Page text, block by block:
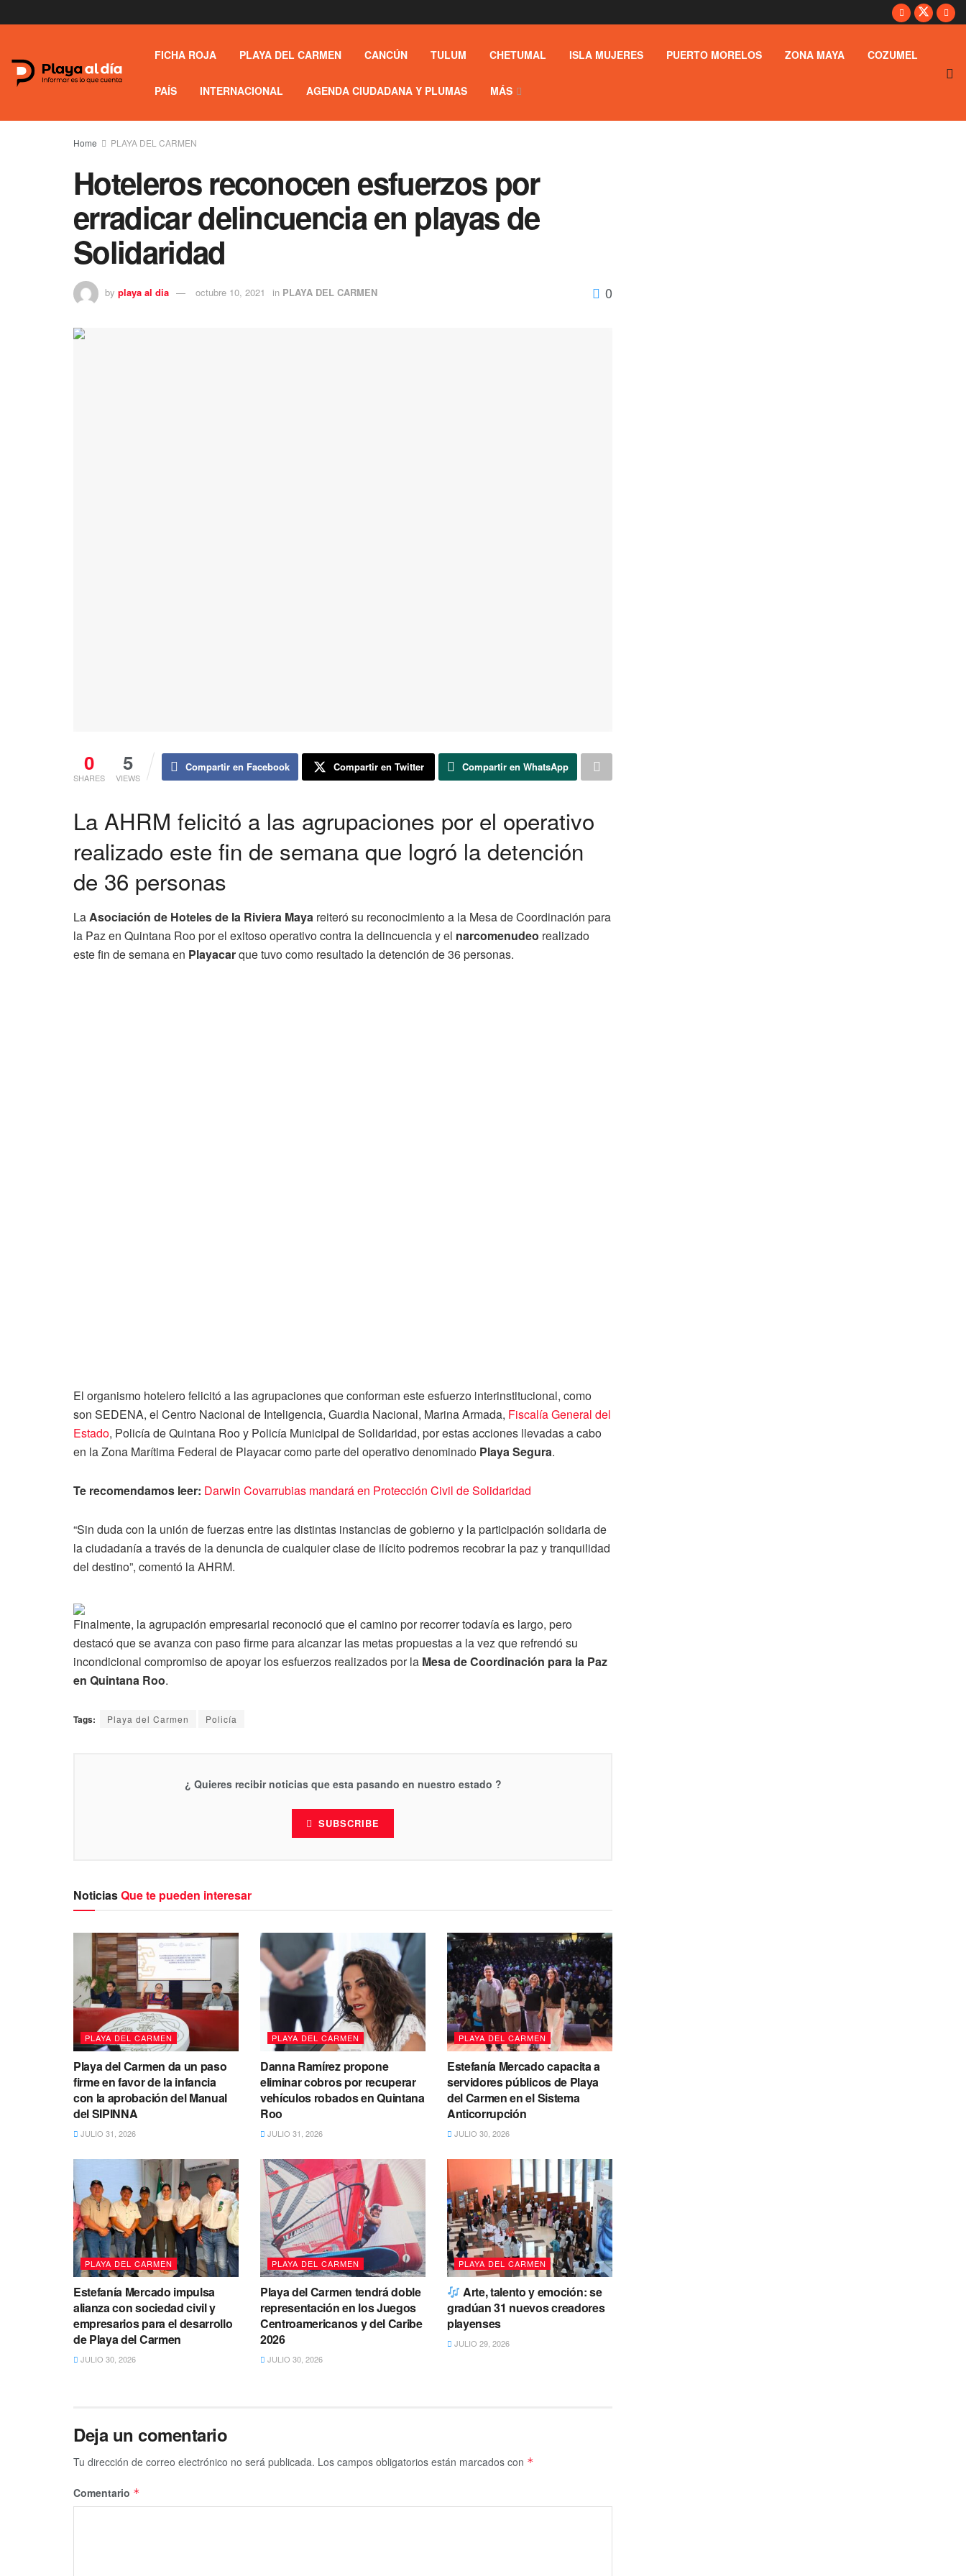
FICHA ROJA PLAYA DEL CARMEN CANCÚN TULUM CHETUMAL ISLA MUJERES PUERTO MORELOS ZONA MAYA COZUMEL
PAÍS INTERNACIONAL AGENDA CIUDADANA Y PLUMAS MÁS
Home PLAYA DEL CARMEN
Hoteleros reconocen esfuerzos por
erradicar delincuencia en playas de
Solidaridad
by playa al dia octubre 10, 2021 in PLAYA DEL CARMEN 0
0
SHARES
5
VIEWS
Compartir en Facebook Compartir en Twitter Compartir en WhatsApp
La AHRM felicitó a las agrupaciones por el operativo
realizado este fin de semana que logró la detención
de 36 personas
LaAsociación de Hoteles de la Riviera Maya reiteró su reconocimiento a la Mesa de Coordinación para
la Paz en Quintana Roo por el exitoso operativo contra la delincuencia y el narcomenudeo realizado
este fin de semana en Playacarque tuvo como resultado la detención de 36 personas.
El organismo hotelero felicitó a las agrupaciones que conforman este esfuerzo interinstitucional, como
son SEDENA, el Centro Nacional de Inteligencia, Guardia Nacional, Marina Armada, Fiscalía General del
Estado, Policía de Quintana Roo y Policía Municipal de Solidaridad, por estas acciones llevadas a cabo
en la Zona Marítima Federal de Playacar como parte del operativo denominado Playa Segura.
Te recomendamos leer: Darwin Covarrubias mandará en Protección Civil de Solidaridad
“Sin duda con la unión de fuerzas entre las distintas instancias de gobierno y la participación solidaria de
la ciudadanía a través de la denuncia de cualquier clase de ilícito podremos recobrar la paz y tranquilidad
del destino”, comentó la AHRM.
Finalmente, la agrupación empresarial reconoció que el camino por recorrer todavía es largo, pero
destacó que se avanza con paso firme para alcanzar las metas propuestas a la vez que refrendó su
incondicional compromiso de apoyar los esfuerzos realizados por la Mesa de Coordinación para la Paz
en Quintana Roo.
Tags: Playa del Carmen Policía
¿ Quieres recibir noticias que esta pasando en nuestro estado ?
SUBSCRIBE
NoticiasQue te pueden interesar
PLAYA DEL CARMEN
Playa del Carmen da un paso
firme en favor de la infancia
con la aprobación del Manual
del SIPINNA
JULIO 31, 2026
PLAYA DEL CARMEN
Danna Ramírez propone
eliminar cobros por recuperar
vehículos robados en Quintana
Roo
JULIO 31, 2026
PLAYA DEL CARMEN
Estefanía Mercado capacita a
servidores públicos de Playa
del Carmen en el Sistema
Anticorrupción
JULIO 30, 2026
PLAYA DEL CARMEN
Estefanía Mercado impulsa
alianza con sociedad civil y
empresarios para el desarrollo
de Playa del Carmen
JULIO 30, 2026
PLAYA DEL CARMEN
Playa del Carmen tendrá doble
representación en los Juegos
Centroamericanos y del Caribe
2026
JULIO 30, 2026
PLAYA DEL CARMEN
Arte, talento y emoción: se
gradúan 31 nuevos creadores
playenses
JULIO 29, 2026
Deja un comentario
Tu dirección de correo electrónico no será publicada. Los campos obligatorios están marcados con *
Comentario *